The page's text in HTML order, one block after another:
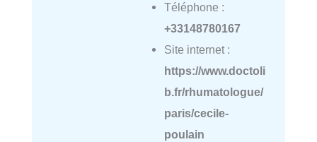
Téléphone :
+33148780167
Site internet :
https://www.doctoli
b.fr/rhumatologue/
paris/cecile-
poulain